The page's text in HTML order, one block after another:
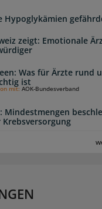
Hypoglykämien
zeigt: Emotionale
Was für Ärzte rund
ist
Mindestmengen
mit: AOK-Bundesverband